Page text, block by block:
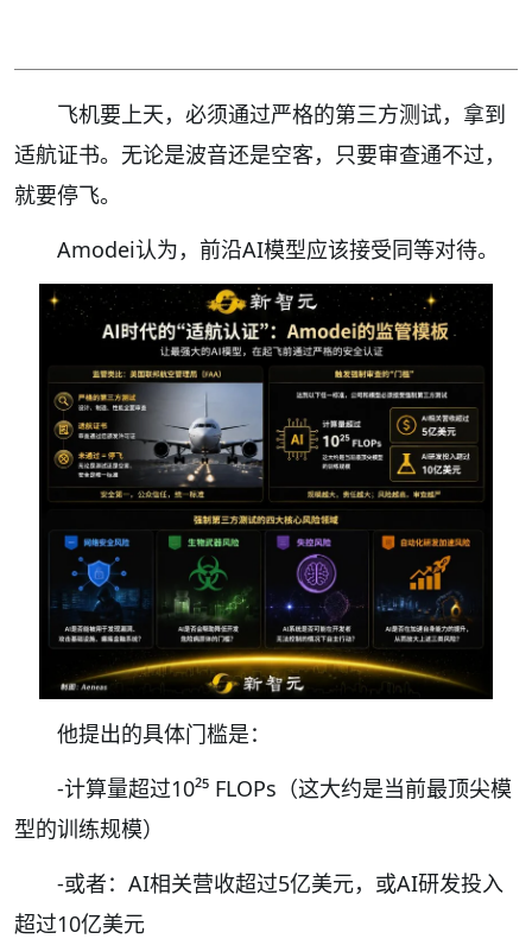
飞机要上天，必须通过严格的第三方测试，拿到
适航证书。无论是波音还是空客，只要审查通不过，
就要停飞。
Amodei认为，前沿AI模型应该接受同等对待。
他提出的具体门槛是：
-计算量超过10²⁵ FLOPs（这大约是当前最顶尖模
型的训练规模）
-或者：AI相关营收超过5亿美元，或AI研发投入
超过10亿美元